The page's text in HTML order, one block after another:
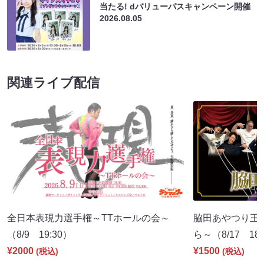
当たる! dバリューパスキャンペーン開催
2026.08.05
関連ライブ配信
全日本表現力選手権～TTホールの会～
（8/9 19:30）
¥2000 (税込)
脇田あやつり王
ら～（8/17
¥1500 (税込)